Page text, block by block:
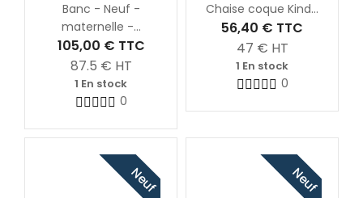
Banc - Neuf -
maternelle -...
105,00 € TTC
87.5 € HT
1 En stock
0
Chaise coque Kind...
56,40 € TTC
47 € HT
1 En stock
0
Neuf Neuf